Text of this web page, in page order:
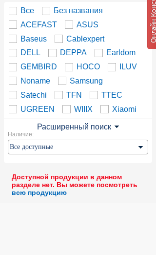
Все
Без названия
ACEFAST
ASUS
Baseus
Cablexpert
DELL
DEPPA
Earldom
GEMBIRD
HOCO
ILUV
Noname
Samsung
Satechi
TFN
TTEC
UGREEN
WIIIX Xiaomi
Расширенный поиск
Наличие:
Доступной продукции в данном
разделе нет. Вы можете посмотреть
всю продукцию